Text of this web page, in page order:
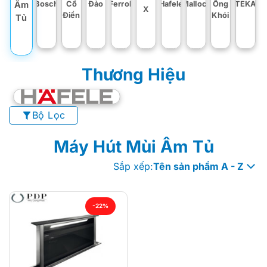
Âm
Tủ
Bosch
Cổ
Điển
Đảo Ferroli
X
Hafele Malloca
Ống
Khói
TEKA
Thương Hiệu
Bộ Lọc
Máy Hút Mùi Âm Tủ
Sắp xếp:Tên sản phẩm A - Z
-22%